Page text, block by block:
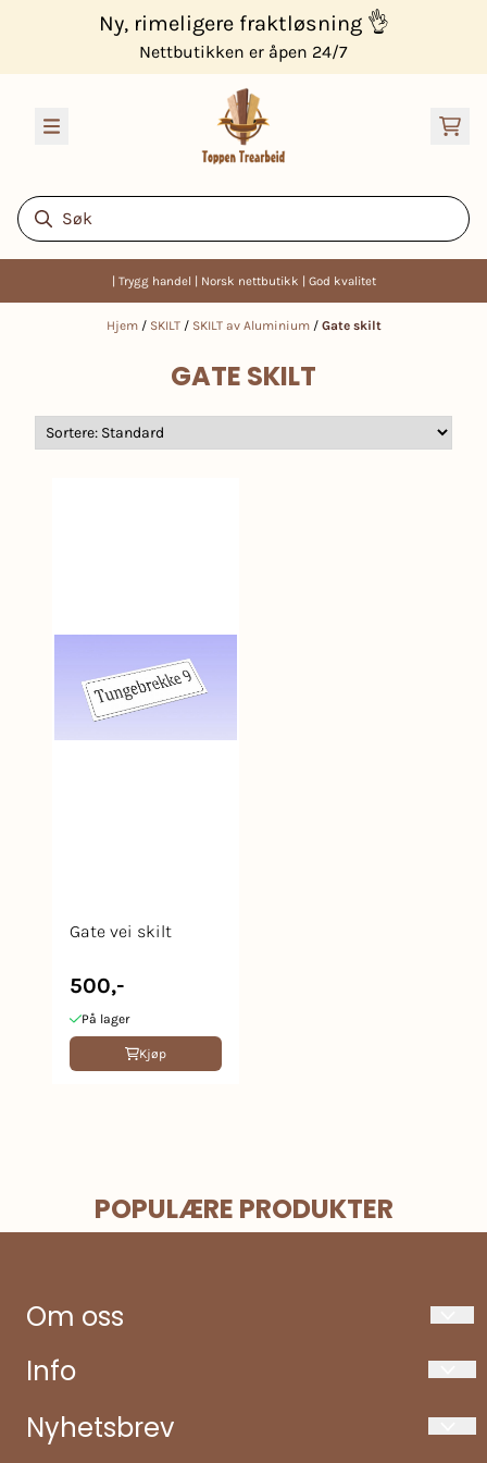
Hopp til innholdNy, rimeligere fraktløsning 👌
Nettbutikken er åpen 24/7
| Trygg handel | Norsk nettbutikk | God kvalitet
Hjem / SKILT / SKILT av Aluminium / Gate skilt
GATE SKILT
Gate vei skilt
500,-
På lager
Kjøp
POPULÆRE PRODUKTER
Om oss
Toppen Trearbeid & Høvleri
5750 Odda
Info
Om oss
Kontakt oss
Nyhetsbrev